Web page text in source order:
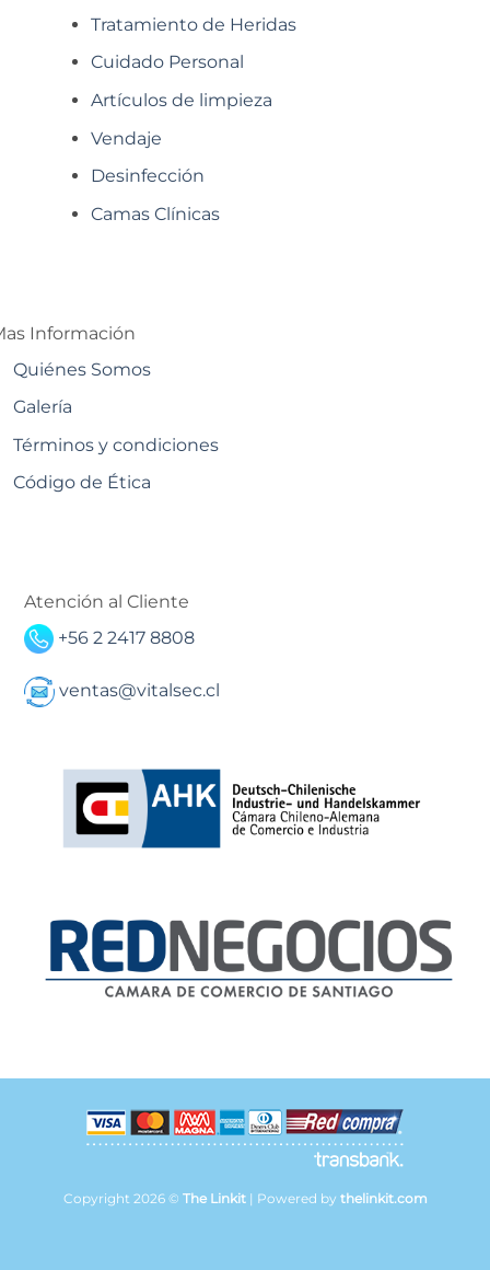
Tratamiento de Heridas
Cuidado Personal
Artículos de limpieza
Vendaje
Desinfección
Camas Clínicas
Información
Quiénes Somos
Galería
Términos y condiciones
Código de Ética
Atención al Cliente
+56 2 2417 8808
ventas@vitalsec.cl
Copyright 2026 © The Linkit| Powered by thelinkit.com